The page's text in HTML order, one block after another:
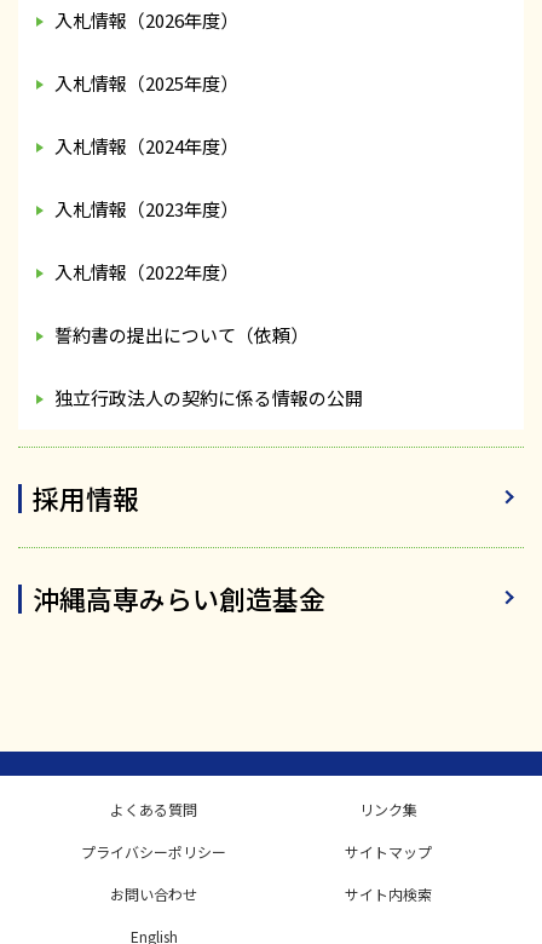
入札情報（2026年度）
入札情報（2025年度）
入札情報（2024年度）
入札情報（2023年度）
入札情報（2022年度）
誓約書の提出について（依頼）
独立行政法人の契約に係る情報の公開
採用情報
沖縄高専みらい創造基金
よくある質問 リンク集
プライバシーポリシー サイトマップ
お問い合わせ サイト内検索
English